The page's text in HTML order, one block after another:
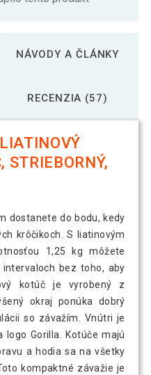
NÁVODY A ČLÁNKY
RECENZIA (57)
STRIEBORNÝ,
dostanete do bodu, kedy
krôčikoch. S liatinovým
1,25 kg môžete
bez toho, aby
kotúč je vyrobený z
okraj ponúka dobrý
so závažím. Vnútri je
Gorilla. Kotúče majú
a hodia sa na všetky
kompaktné závažie je